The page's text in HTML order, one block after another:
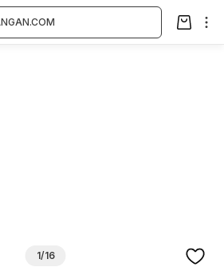
1/16